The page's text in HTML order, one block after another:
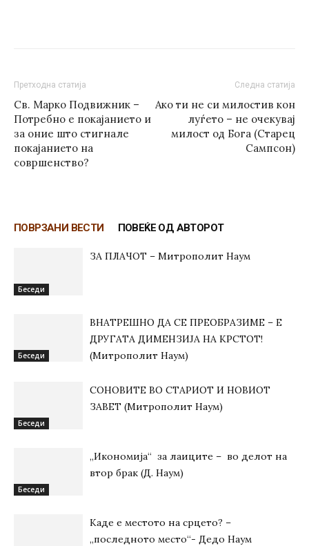
Претходна статија
Св. Марко Подвижник –
Потребно е покајанието и
за оние што стигнале
покајанието на
совршенство?
Следна статија
Ако ти не си милостив кон
луѓето – не очекувај
милост од Бога (Старец
Сампсон)
ПОВРЗАНИ ВЕСТИ ПОВЕЌЕ ОД АВТОРОТ
Беседи
ЗА ПЛАЧОТ – Митрополит Наум
Беседи
ВНАТРЕШНО ДА СЕ ПРЕОБРАЗИМЕ – Е
ДРУГАТА ДИМЕНЗИЈА НА КРСТОТ!
(Митрополит Наум)
Беседи
СОНОВИТЕ ВО СТАРИОТ И НОВИОТ
ЗАВЕТ (Митрополит Наум)
Беседи
„Икономија“ за лаиците – во делот на
втор брак (Д. Наум)
Каде е местото на срцето? –
„последното место“- Дедо Наум